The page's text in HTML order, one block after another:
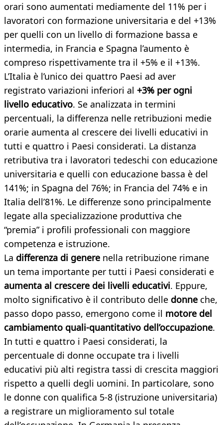
orari sono aumentati mediamente del 11% per i
lavoratori con formazione universitaria e del +13%
per quelli con un livello di formazione bassa e
intermedia, in Francia e Spagna l’aumento è
compreso rispettivamente tra il +5% e il +13%.
L’Italia è l’unico dei quattro Paesi ad aver
registrato variazioni inferiori al +3% per ogni
livello educativo. Se analizzata in termini
percentuali, la differenza nelle retribuzioni medie
orarie aumenta al crescere dei livelli educativi in
tutti e quattro i Paesi considerati. La distanza
retributiva tra i lavoratori tedeschi con educazione
universitaria e quelli con educazione bassa è del
141%; in Spagna del 76%; in Francia del 74% e in
Italia dell’81%. Le differenze sono principalmente
legate alla specializzazione produttiva che
“premia” i profili professionali con maggiore
competenza e istruzione.
La differenza di genere nella retribuzione rimane
un tema importante per tutti i Paesi considerati e
aumenta al crescere dei livelli educativi. Eppure,
molto significativo è il contributo delle donne che,
passo dopo passo, emergono come il motore del
cambiamento quali-quantitativo dell’occupazione.
In tutti e quattro i Paesi considerati, la
percentuale di donne occupate tra i livelli
educativi più alti registra tassi di crescita maggiori
rispetto a quelli degli uomini. In particolare, sono
le donne con qualifica 5-8 (istruzione universitaria)
a registrare un miglioramento sul totale